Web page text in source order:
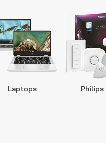
Laptops Philips